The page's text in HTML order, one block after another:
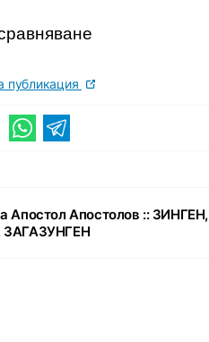
публикация
Апостол Апостолов :: ЗИНГЕН,
ЗАГАЗУНГЕН